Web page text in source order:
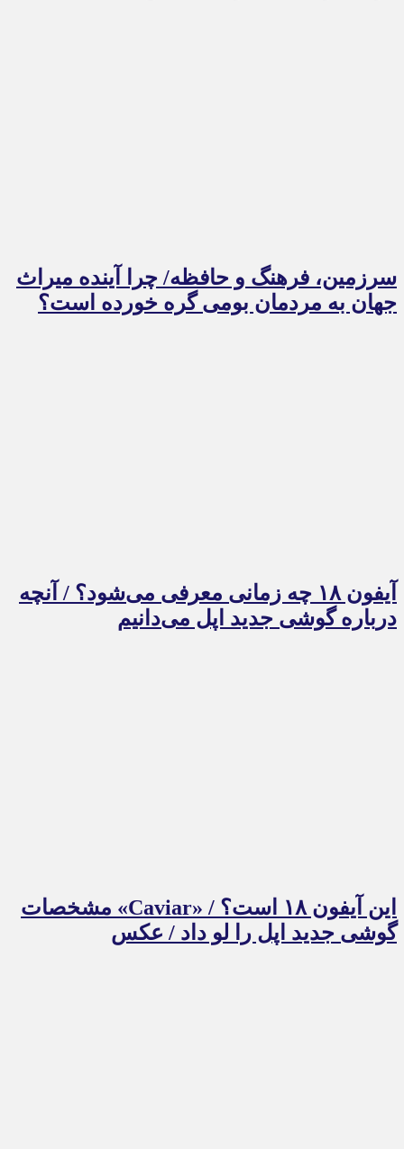
سرزمین، فرهنگ و حافظه/ چرا آینده میراث
جهان به مردمان بومی گره خورده است؟
آیفون ۱۸ چه زمانی معرفی می‌شود؟ / آنچه
درباره گوشی جدید اپل می‌دانیم
این آیفون ۱۸ است؟ / «Caviar» مشخصات
گوشی جدید اپل را لو داد / عکس